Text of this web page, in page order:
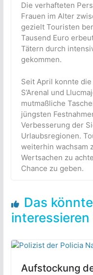
Die verhafteten
Frauen im Alter
gezielt Touristen
Tausend Euro
Tätern durch
gekommen.
Seit April konnte
S’Arenal und
mutmaßliche
jüngsten
Verbesserung der
Urlaubsregionen.
weiterhin wachsam
Wertsachen zu
Chance zu geben.
Das
interessieren
Aufstockung